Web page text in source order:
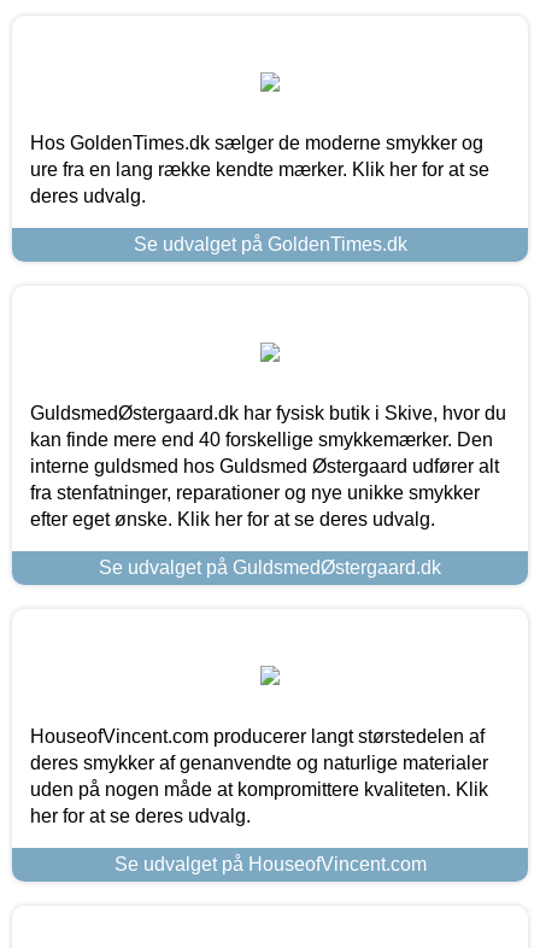
Hos GoldenTimes.dk sælger de moderne smykker og
ure fra en lang række kendte mærker. Klik her for at se
deres udvalg.
Se udvalget på GoldenTimes.dk
GuldsmedØstergaard.dk har fysisk butik i Skive, hvor du
kan finde mere end 40 forskellige smykkemærker. Den
interne guldsmed hos Guldsmed Østergaard udfører alt
fra stenfatninger, reparationer og nye unikke smykker
efter eget ønske. Klik her for at se deres udvalg.
Se udvalget på GuldsmedØstergaard.dk
HouseofVincent.com producerer langt størstedelen af
deres smykker af genanvendte og naturlige materialer
uden på nogen måde at kompromittere kvaliteten. Klik
her for at se deres udvalg.
Se udvalget på HouseofVincent.com